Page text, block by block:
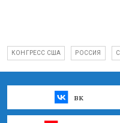
КОНГРЕСС США РОССИЯ
вк